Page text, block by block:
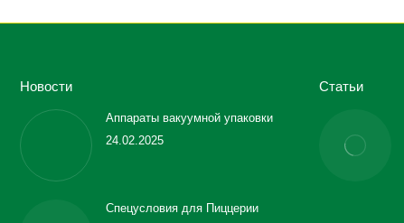
Новости
Аппараты вакуумной упаковки
24.02.2025
Спецусловия для Пиццерии
Статьи